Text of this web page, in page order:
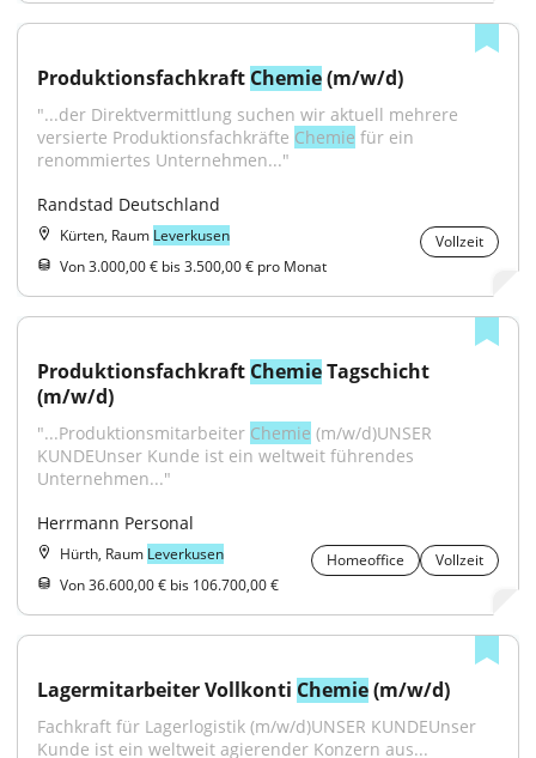
Produktionsfachkraft Chemie (m/w/d)
"...der Direktvermittlung suchen wir aktuell mehrere
versierte Produktionsfachkräfte Chemie für ein
renommiertes Unternehmen..."
Randstad Deutschland
Kürten, Raum Leverkusen
Vollzeit
Von 3.000,00 € bis 3.500,00 € pro Monat
Produktionsfachkraft Chemie Tagschicht
(m/w/d)
"...Produktionsmitarbeiter Chemie (m/w/d)UNSER
KUNDEUnser Kunde ist ein weltweit führendes
Unternehmen..."
Herrmann Personal
Hürth, Raum Leverkusen Homeoffice
Vollzeit
Von 36.600,00 € bis 106.700,00 €
Lagermitarbeiter Vollkonti Chemie (m/w/d)
Fachkraft für Lagerlogistik (m/w/d)UNSER KUNDEUnser
Kunde ist ein weltweit agierender Konzern aus...